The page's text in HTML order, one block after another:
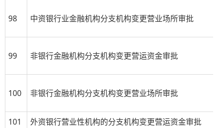
98 中资银行业金融机构分支机构变更营业场所审批
99 非银行金融机构分支机构变更营运资金审批
100 非银行金融机构分支机构变更营业场所审批
101
外资银行营业性机构的分支机构变更营运资金审批